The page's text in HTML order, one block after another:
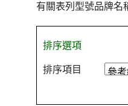
有關表列型號品牌名
排序選項
排序項目